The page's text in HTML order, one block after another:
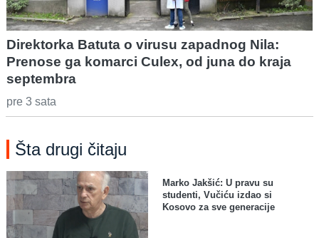
Direktorka Batuta o virusu zapadnog Nila:
Prenose ga komarci Culex, od juna do kraja
septembra
pre 3 sata
Šta drugi čitaju
Marko Jakšić: U pravu su
studenti, Vučiću izdao si
Kosovo za sve generacije